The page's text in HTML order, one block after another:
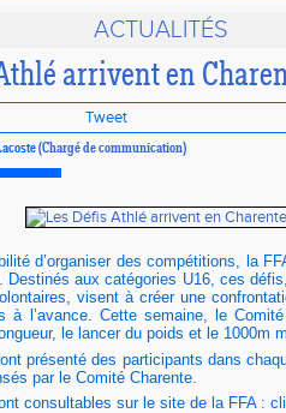
ACTUALITÉS
arrivent en
Tweet
(Chargé de communication)
d’organiser des compétitions, la
Destinés aux catégories U16, ces
visent à créer une
à l’avance. Cette semaine, le
le lancer du poids et le 1000m
présenté des participants dans
par le Comité Charente.
consultables sur le site de la FFA :